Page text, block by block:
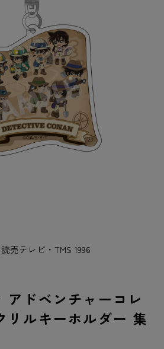
売テレビ・TMS 1996
アドベンチャーコレ
リルキーホルダー 集